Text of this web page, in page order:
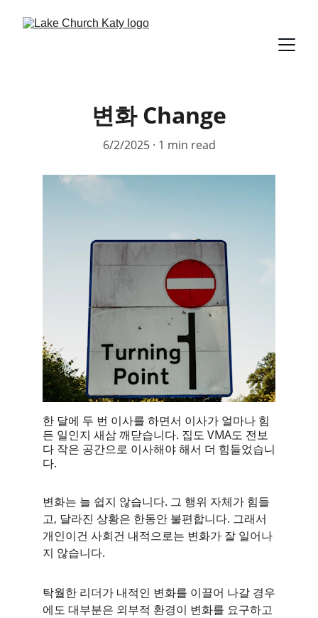
변화 Change
6/2/2025 1 min read
한 달에 두 번 이사를 하면서 이사가 얼마나 힘
든 일인지 새삼 깨닫습니다. 집도 VMA도 전보
다 작은 공간으로 이사해야 해서 더 힘들었습니
다.
변화는 늘 쉽지 않습니다. 그 행위 자체가 힘들
고, 달라진 상황은 한동안 불편합니다. 그래서
개인이건 사회건 내적으로는 변화가 잘 일어나
지 않습니다.
탁월한 리더가 내적인 변화를 이끌어 나갈 경우
에도 대부분은 외부적 환경이 변화를 요구하고